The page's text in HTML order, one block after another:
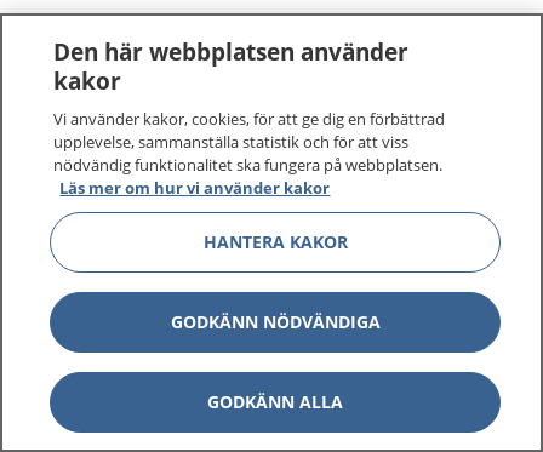
Den här webbplatsen använder
kakor
Vi använder kakor, cookies, för att ge dig en förbättrad
upplevelse, sammanställa statistik och för att viss
nödvändig funktionalitet ska fungera på webbplatsen.
Läs mer om hur vi använder kakor
HANTERA KAKOR
GODKÄNN NÖDVÄNDIGA
GODKÄNN ALLA